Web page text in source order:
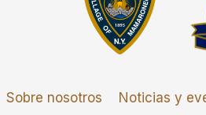
Sobre nosotros Noticias y